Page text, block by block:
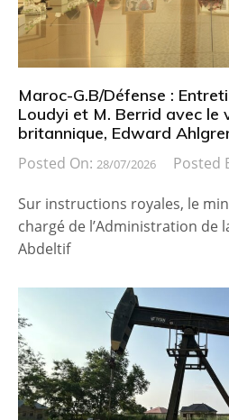
Maroc-G.B/Défense :
Loudyi et M. Berrid avec le
britannique, Edward
Posted On: 28/07/2026 Posted
Sur instructions royales, le
chargé de l’Administration de
Abdeltif